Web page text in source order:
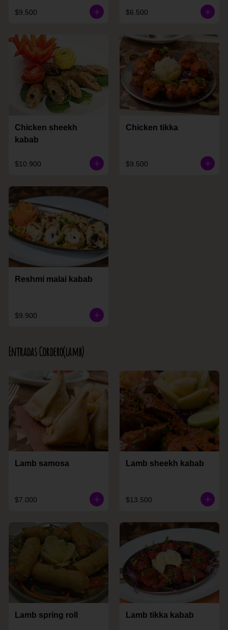
$9.500 $6.500
Chicken sheekh
kabab
$10.900
Chicken tikka
$9.500
Reshmi malai kabab
$9.900
Entradas Cordero(lamb)
Lamb samosa
$7.000
Lamb sheekh kabab
$13.500
Lamb spring roll Lamb tikka kabab